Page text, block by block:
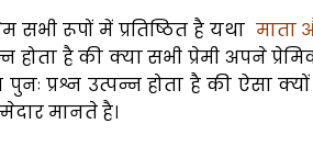
रूपों में प्रतिष्ठित है यथा माता
होता है की क्या सभी प्रेमी अपने
प्रश्न उत्पन्न होता है की
मानते है।